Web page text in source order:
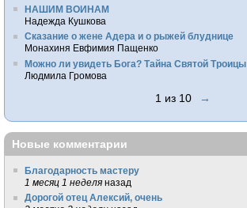
НАШИМ ВОИНАМ
Надежда Кушкова
Сказание о жене Адера и о рыжей блуднице
Монахиня Евфимия Пащенко
Можно ли увидеть Бога? Тайна Святой Троицы
Людмила Громова
1 из 10 →
Новые комментарии
Благодарность мастеру
1 месяц 1 неделя назад
Дорогой отец Алексий, очень